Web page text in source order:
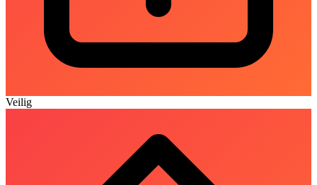
Veilig